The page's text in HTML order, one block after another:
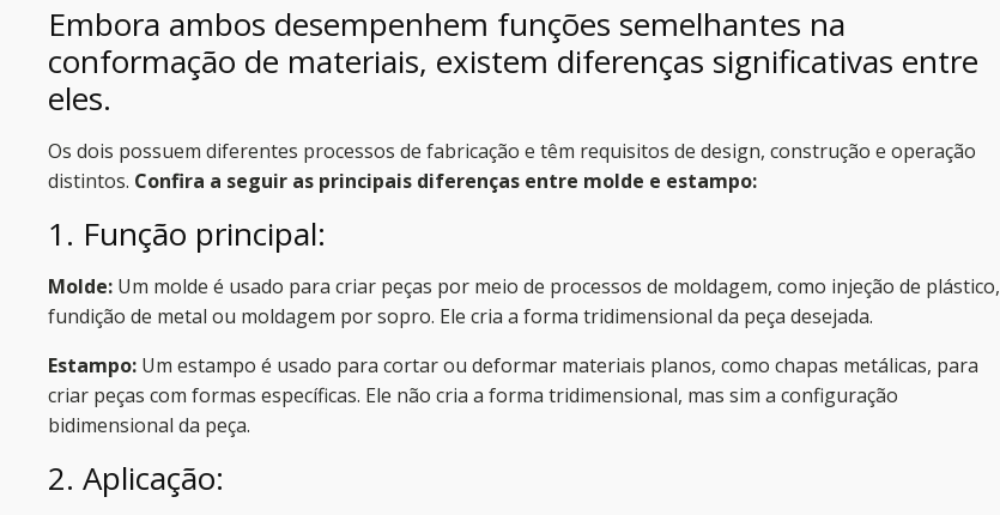
Embora ambos desempenhem funções semelhantes na
conformação de materiais, existem diferenças significativas entre
eles.
Os dois possuem diferentes processos de fabricação e têm requisitos de design, construção e operação
distintos. Confira a seguir as principais diferenças entre molde e estampo:
1. Função principal:
Molde: Um molde é usado para criar peças por meio de processos de moldagem, como injeção de plástico,
fundição de metal ou moldagem por sopro. Ele cria a forma tridimensional da peça desejada.
Estampo: Um estampo é usado para cortar ou deformar materiais planos, como chapas metálicas, para
criar peças com formas específicas. Ele não cria a forma tridimensional, mas sim a configuração
bidimensional da peça.
2. Aplicação: